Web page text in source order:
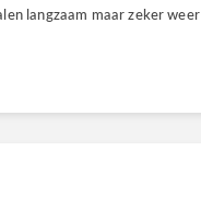
langzaam maar zeker weer